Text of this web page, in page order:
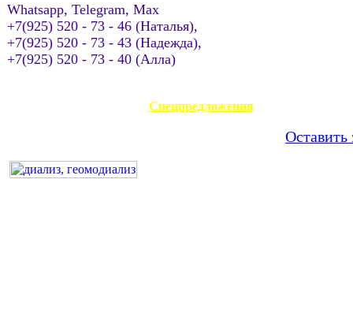
Whatsapp, Telegram, Max
+7(925) 520 - 73 - 46 (Наталья),
+7(925) 520 - 73 - 43 (Надежда),
+7(925) 520 - 73 - 40 (Алла)
Спецпредложения
Оставить